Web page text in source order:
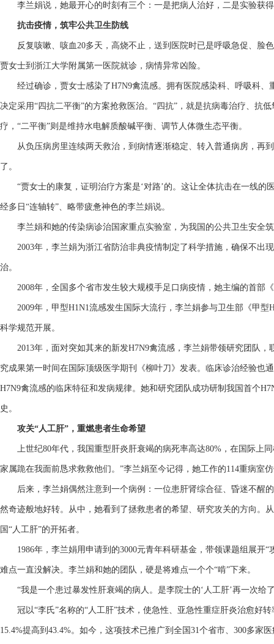
李兰娟说，她最开心的时刻有三个：一是把病人治好，二是实验获
抗击疫情，筑牢公共卫生防线
反复咳嗽、咳血20多天，高烧不止，送到医院时已是呼吸急促、脸
贾女士到浙江大学附属第一医院就诊，病情异常凶险。
经过确诊，贾女士感染了H7N9禽流感。拥有医院感染科、呼吸科、
决定采用“四抗二平衡”的方案抢救医治。“四抗”，就是抗病毒治疗、抗
疗，“二平衡”则是维持水电解质酸碱平衡、调节人体微生态平衡。
从负压病房里连续两天救治，到病情逐渐稳定、转入普通病房，再
了。
“贾女士的康复，证明治疗方案是‘对路’的。这让全体抗击在一线的
经多日“连轴转”、略带疲惫神色的李兰娟说。
李兰娟和她的传染病诊治国家重点实验室，为我国的公共卫生安全筑
2003年，李兰娟为浙江省防治非典疫情制定了科学措施，确保不出
治。
2008年，全国多个省市发生较大规模手足口病疫情，她主编的首部
2009年，甲型H1N1流感发生国际大流行，李兰娟参与卫生部《甲型
科学规范开展。
2013年，面对突如其来的新发H7N9禽流感，李兰娟带领研究团队，
究成果第一时间在国际顶级医学期刊《柳叶刀》发表。临床诊治经验也
H7N9禽流感的临床特征和发病规律。她和研究团队成功研制我国首个
史。
攻关“人工肝”，重燃患者生命希望
上世纪80年代，我国重型肝炎肝衰竭的病死率高达80%，在国际上同
家属跪在我面前恳求救救他们。”李兰娟至今记得，她工作的114重病室
后来，李兰娟偶然注意到一个病例：一位患肝肾综合征、昏迷不醒
然奇迹般地好转。从中，她看到了拯救患者的希望、研究攻关的方向。
国“人工肝”的开拓者。
1986年，李兰娟用申请到的3000元青年科研基金，带领课题组展开“
难点一直没解决。李兰娟和她的团队，硬是将难点一个个“啃”下来。
“我是一个患过暴发性肝衰竭的病人。是李院士的‘人工肝’再一次给
冠以“李氏”名称的“人工肝”技术，使急性、亚急性重症肝炎治愈好转
15.4%提高到43.4%。如今，这项技术已推广到全国31个省市、300多家